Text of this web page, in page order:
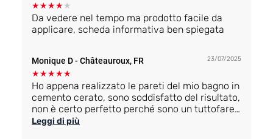
★★★★★
Da vedere nel tempo ma prodotto facile da
applicare, scheda informativa ben spiegata
Monique D- Châteauroux, FR 23/07/2025
★★★★★
Ho appena realizzato le pareti del mio bagno in
cemento cerato, sono soddisfatto del risultato,
non è certo perfetto perché sono un tuttofare
dilettante!
Leggi di più